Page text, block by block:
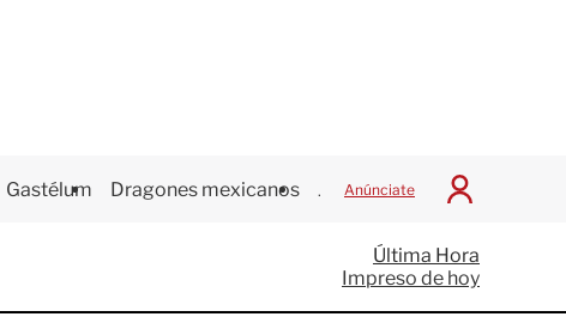
Gastélum Dragones mexicanos Juegos Centroamericanos
Anúnciate
I
c
i
a
Última Hora
Impreso de hoy